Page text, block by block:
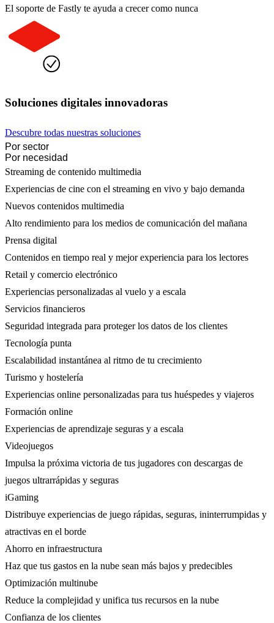
El soporte de Fastly te ayuda a crecer como nunca
Soluciones digitales innovadoras
Descubre todas nuestras soluciones
Por sector
Por necesidad
Streaming de contenido multimedia
Experiencias de cine con el streaming en vivo y bajo demanda
Nuevos contenidos multimedia
Alto rendimiento para los medios de comunicación del mañana
Prensa digital
Contenidos en tiempo real y mejor experiencia para los lectores
Retail y comercio electrónico
Experiencias personalizadas al vuelo y a escala
Servicios financieros
Seguridad integrada para proteger los datos de los clientes
Tecnología punta
Escalabilidad instantánea al ritmo de tu crecimiento
Turismo y hostelería
Experiencias online personalizadas para tus huéspedes y viajeros
Formación online
Experiencias de aprendizaje seguras y a escala
Videojuegos
Impulsa la próxima victoria de tus jugadores con descargas de
juegos ultrarrápidas y seguras
iGaming
Distribuye experiencias de juego rápidas, seguras, ininterrumpidas y
atractivas en el borde
Ahorro en infraestructura
Haz que tus gastos en la nube sean más bajos y predecibles
Optimización multinube
Reduce la complejidad y unifica tus recursos en la nube
Confianza de los clientes